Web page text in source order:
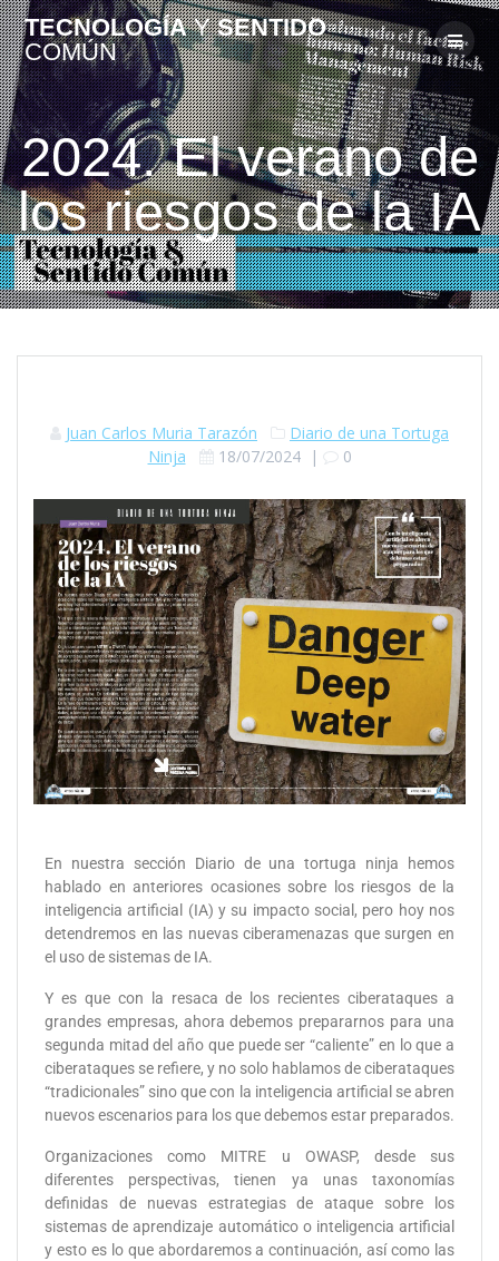
TECNOLOGÍAYSENTIDO
COMÚN
2024. El verano de
los riesgos de la IA
Juan Carlos Muria Tarazón
Diario de una Tortuga
Ninja
18/07/2024| 0
En nuestra sección Diario de una tortuga ninja hemos
hablado en anteriores ocasiones sobre los riesgos de la
inteligencia artificial (IA) y su impacto social, pero hoy nos
detendremos en las nuevas ciberamenazas que surgen en
el uso de sistemas de IA.
Y es que con la resaca de los recientes ciberataques a
grandes empresas, ahora debemos prepararnos para una
segunda mitad del año que puede ser “caliente” en lo que a
ciberataques se refiere, y no solo hablamos de ciberataques
“tradicionales” sino que con la inteligencia artificial se abren
nuevos escenarios para los que debemos estar preparados.
Organizaciones como MITRE u OWASP, desde sus
diferentes perspectivas, tienen ya unas taxonomías
definidas de nuevas estrategias de ataque sobre los
sistemas de aprendizaje automático o inteligencia artificial
y esto es lo que abordaremos a continuación, así como las